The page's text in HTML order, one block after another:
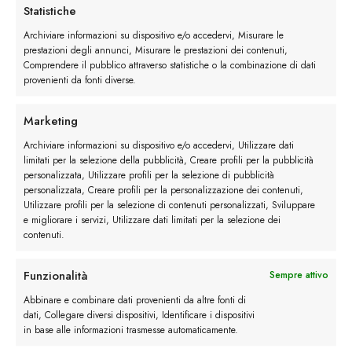
Statistiche
Archiviare informazioni su dispositivo e/o accedervi, Misurare le
prestazioni degli annunci, Misurare le prestazioni dei contenuti,
Comprendere il pubblico attraverso statistiche o la combinazione di dati
provenienti da fonti diverse.
Marketing
Archiviare informazioni su dispositivo e/o accedervi, Utilizzare dati
limitati per la selezione della pubblicità, Creare profili per la pubblicità
personalizzata, Utilizzare profili per la selezione di pubblicità
personalizzata, Creare profili per la personalizzazione dei contenuti,
Utilizzare profili per la selezione di contenuti personalizzati, Sviluppare
e migliorare i servizi, Utilizzare dati limitati per la selezione dei
contenuti.
Funzionalità
Sempre attivo
Abbinare e combinare dati provenienti da altre fonti di
dati, Collegare diversi dispositivi, Identificare i dispositivi
in base alle informazioni trasmesse automaticamente.
Goodyear
tomaia e al sottopiede. Questa tipologia di cucitura
è molto laboriosa e assicura una perfetta aderenza
al sottopiede rendendo così a scarpa più robusta.
Calzatura artigianale con lavorazione Goodyear